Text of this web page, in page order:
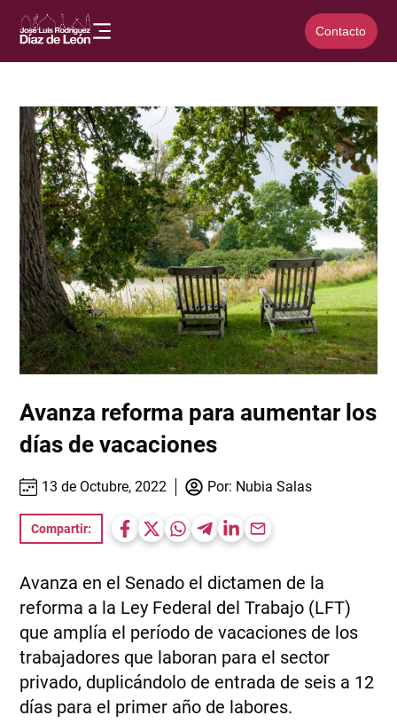
Contacto
Avanza reforma para aumentar los
días de vacaciones
13 de Octubre, 2022 Por: Nubia Salas
Compartir:
Avanza en el Senado el dictamen de la
reforma a la Ley Federal del Trabajo (LFT)
que amplía el período de vacaciones de los
trabajadores que laboran para el sector
privado, duplicándolo de entrada de seis a 12
días para el primer año de labores.